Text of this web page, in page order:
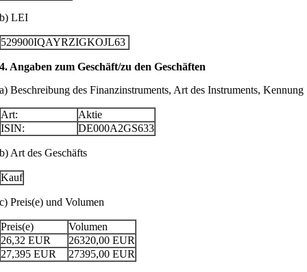
b) LEI
529900IQAYRZIGKOJL63
4. Angaben zum Geschäft/zu den Geschäften
a) Beschreibung des Finanzinstruments, Art des Instruments, Kennung
Art:
Aktie
ISIN:
DE000A2GS633
b) Art des Geschäfts
Kauf
c) Preis(e) und Volumen
Preis(e)
Volumen
26,32 EUR 26320,00 EUR
27,395 EUR 27395,00 EUR